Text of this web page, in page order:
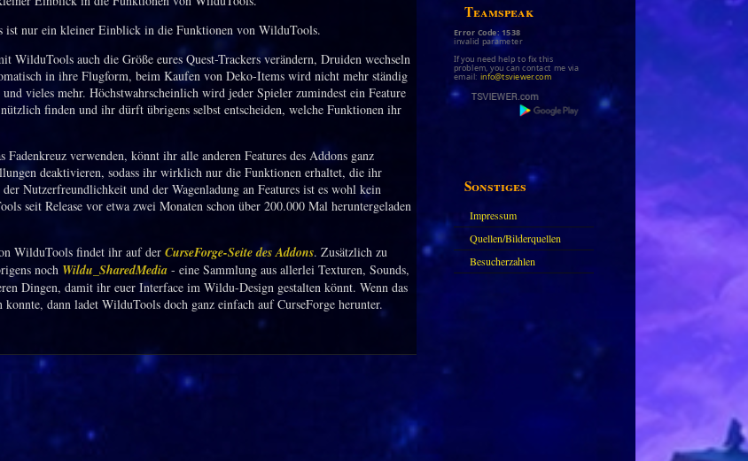
Teamspeak
Error Code: 1538
invalid parameter
If you need help to fix this
problem, you can contact me via
email: info@tsviewer.com
Sonstiges
Impressum
Quellen/Bilderquellen
Besucherzahlen
ist nur ein kleiner Einblick in die Funktionen von WilduTools.
WilduTools auch die Größe eures Quest-Trackers verändern, Druiden wechseln
in ihre Flugform, beim Kaufen von Deko-Items wird nicht mehr ständig
und vieles mehr. Höchstwahrscheinlich wird jeder Spieler zumindest ein Feature
finden und ihr dürft übrigens selbst entscheiden, welche Funktionen ihr
verwenden, könnt ihr alle anderen Features des Addons ganz
deaktivieren, sodass ihr wirklich nur die Funktionen erhaltet, die ihr
Nutzerfreundlichkeit und der Wagenladung an Features ist es wohl kein
seit Release vor etwa zwei Monaten schon über 200.000 Mal heruntergeladen
WilduTools findet ihr auf der CurseForge-Seite des Addons. Zusätzlich zu
noch Wildu_SharedMedia- eine Sammlung aus allerlei Texturen, Sounds,
Dingen, damit ihr euer Interface im Wildu-Design gestalten könnt. Wenn das
konnte, dann ladet WilduTools doch ganz einfach auf CurseForge herunter.